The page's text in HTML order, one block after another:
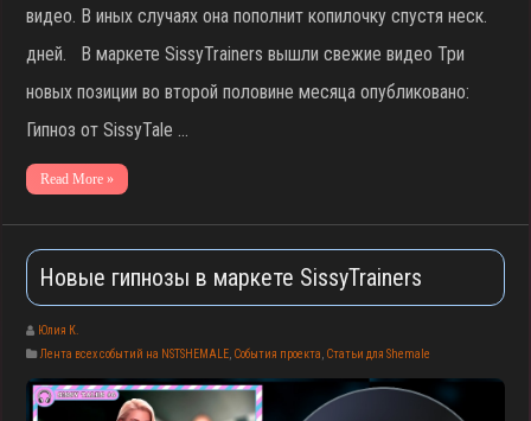
видео. В иных случаях она пополнит копилочку спустя неск.
дней. В маркете SissyTrainers вышли свежие видео Три
новых позиции во второй половине месяца опубликовано:
Гипноз от SissyTale …
Read More »
Новые гипнозы в маркете SissyTrainers
Юлия К.
Лента всех событий на NSTSHEMALE, События проекта, Статьи для Shemale